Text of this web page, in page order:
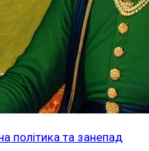
політика та занепад